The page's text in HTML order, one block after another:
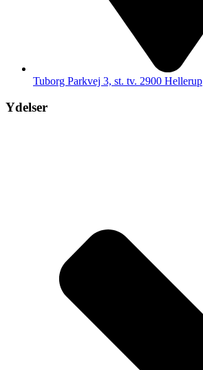
Tuborg Parkvej 3, st. tv. 2900 Hellerup
Ydelser